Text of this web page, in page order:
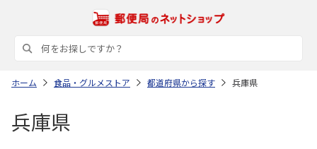
ホーム 食品・グルメストア 都道府県から探す 兵庫県
兵庫県